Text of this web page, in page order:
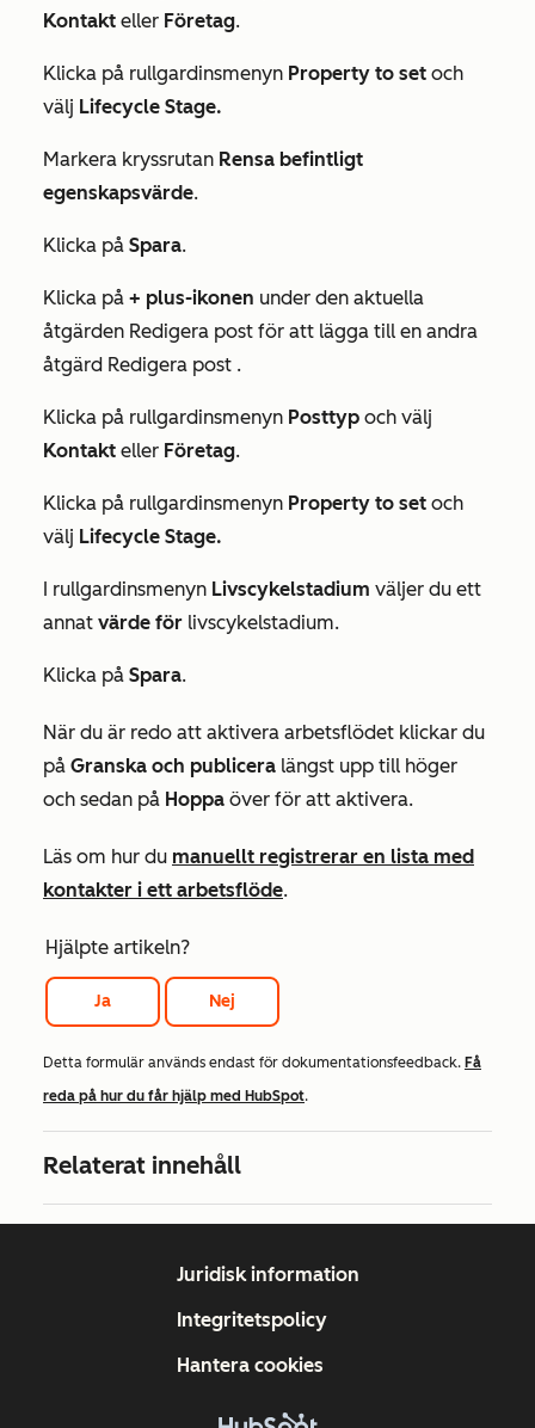
Kontakt eller Företag.
Klicka på rullgardinsmenyn Property to set och
välj Lifecycle Stage.
Markera kryssrutan Rensa befintligt
egenskapsvärde.
Klicka på Spara.
Klicka på + plus-ikonen under den aktuella
åtgärden Redigera post för att lägga till en andra
åtgärd Redigera post .
Klicka på rullgardinsmenyn Posttyp och välj
Kontakt eller Företag.
Klicka på rullgardinsmenyn Property to set och
välj Lifecycle Stage.
I rullgardinsmenyn Livscykelstadium väljer du ett
annat värde för livscykelstadium.
Klicka på Spara.
När du är redo att aktivera arbetsflödet klickar du
på Granska och publicera längst upp till höger
och sedan på Hoppa över för att aktivera.
Läs om hur du manuellt registrerar en lista med
kontakter i ett arbetsflöde.
Hjälpte artikeln?
Ja Nej
Detta formulär används endast för dokumentationsfeedback. Få
reda på hur du får hjälp med HubSpot.
Relaterat innehåll
Juridisk information
Integritetspolicy
Hantera cookies